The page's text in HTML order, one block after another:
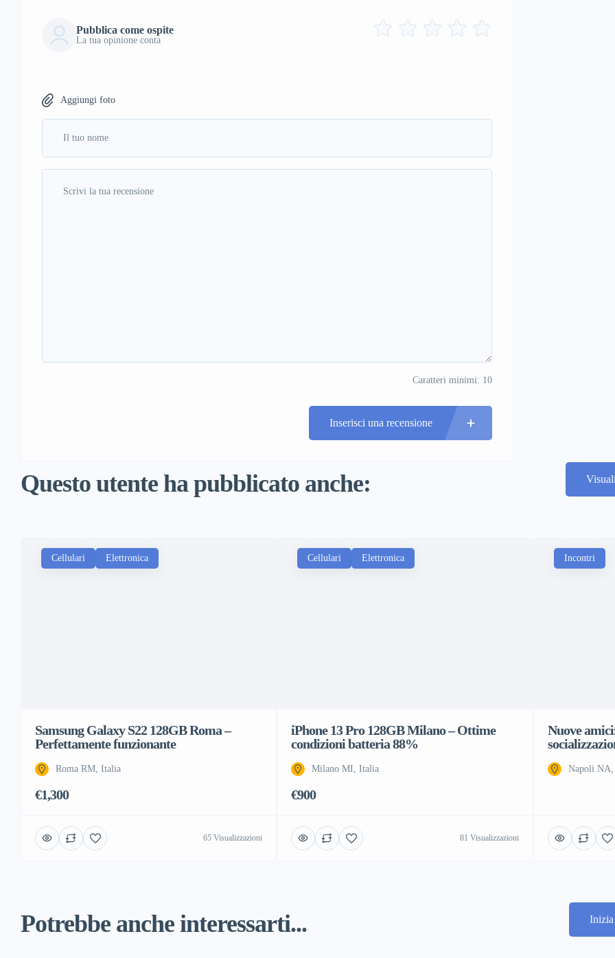
Pubblica come ospite
La tua opinione conta
Aggiungi foto
Caratteri minimi: 10
Inserisci una recensione
Questo utente ha pubblicato anche:
Cellulari Elettronica
Samsung Galaxy S22 128GB Roma –
Perfettamente funzionante
Roma RM, Italia
€1,300
65 Visualizzazioni
Cellulari Elettronica
iPhone 13 Pro 128GB Milano – Ottime
condizioni batteria 88%
Milano MI, Italia
€900
81 Visualizzazioni
Incontri
Nuove
Napoli
Potrebbe anche interessarti... Inizia